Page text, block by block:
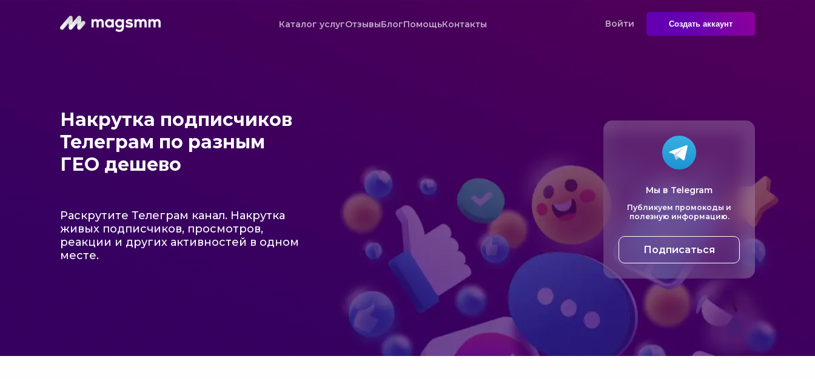
Каталог услугОтзывыБлогПомощьКонтакты Войти Создать аккаунт
Накрутка подписчиков
Телеграм по разным
ГЕО дешево
Раскрутите Телеграм канал. Накрутка
живых подписчиков, просмотров,
реакции и других активностей в одном
месте.
Мы в Telegram
Публикуем промокоды и
полезную информацию.
Подписаться